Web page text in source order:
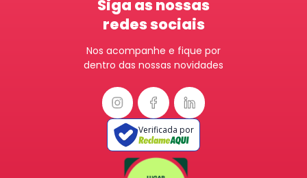
Siga as nossas
redes sociais
Nos acompanhe e fique por
dentro das nossas novidades
Verificada por